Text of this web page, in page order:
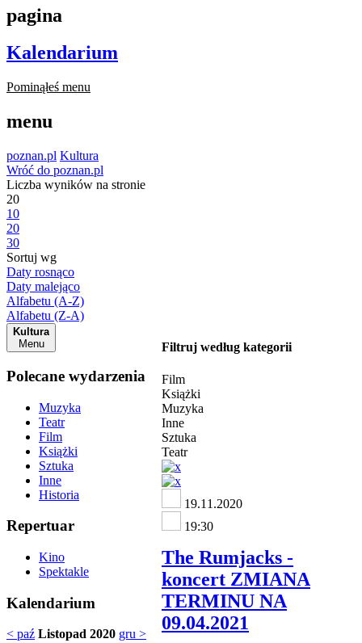
pagina
Kalendarium
Pominąłeś menu
menu
poznan.pl Kultura
Wróć do poznan.pl
Liczba wyników na stronie
20
10
20
30
Sortuj wg
Daty rosnąco
Daty malejąco
Alfabetu (A-Z)
Alfabetu (Z-A)
Kultura
Menu
Polecane wydarzenia
Muzyka
Teatr
Film
Książki
Sztuka
Inne
Historia
Repertuar
Kino
Spektakle
Kalendarium
< paź Listopad 2020 gru >
Filtruj według kategorii
Film
Książki
Muzyka
Inne
Sztuka
Teatr
19.11.2020
19:30
The Rumjacks -
koncert ZMIANA
TERMINU NA
09.04.2021